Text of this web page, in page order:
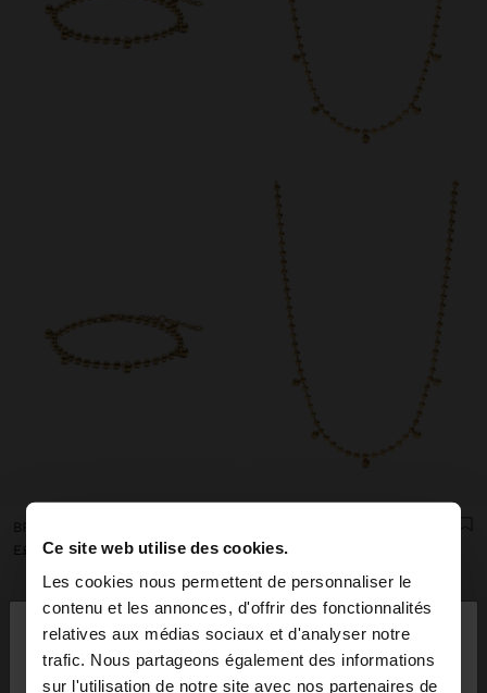
Ce site web utilise des cookies.
Les cookies nous permettent de personnaliser le
contenu et les annonces, d'offrir des fonctionnalités
relatives aux médias sociaux et d'analyser notre
trafic. Nous partageons également des informations
sur l'utilisation de notre site avec nos partenaires de
bonjour ×
Vous accédez au site depuis Egypt. Voulez-vous
E£ 469,00
E£ 499,00